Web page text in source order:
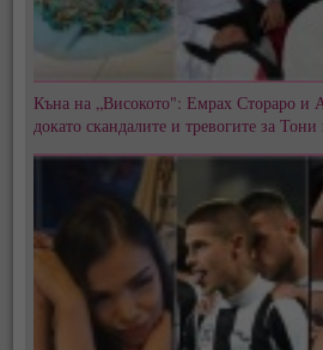
Къна на „Високото": Емрах Стораро и
докато скандалите и тревогите за Тони